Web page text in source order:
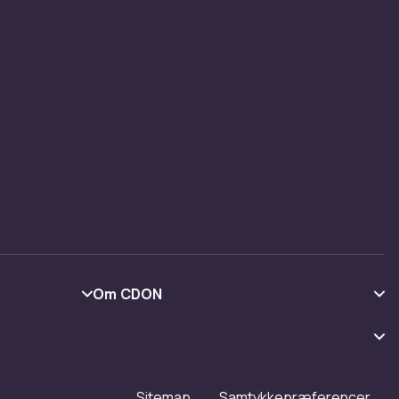
Om CDON
Arbejd på CDON